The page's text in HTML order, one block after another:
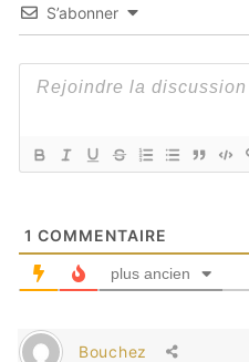
S’abonner
1 COMMENTAIRE
plus ancien
Bouchez